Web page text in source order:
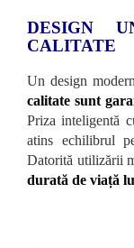
DESIGN
CALITATE
Un design
calitate sunt
Priza inteligentă
atins echilibrul
Datorită utilizării
durată de viață